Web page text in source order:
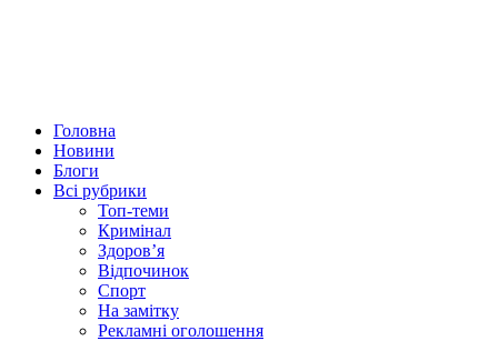
Головна
Новини
Блоги
Всі рубрики
Топ-теми
Кримінал
Здоров’я
Відпочинок
Спорт
На замітку
Рекламні оголошення